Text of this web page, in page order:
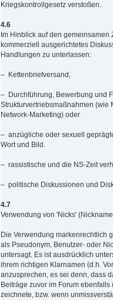
Kriegskontrollgesetz verstoßen.
4.6
Im Hinblick auf den
kommerziell ausgerichtetes
Handlungen zu unterlassen:
– Kettenbriefversand,
– Durchführung, Bewerbung und
Strukturvertriebsmaßnahmen (wie
Network-Marketing) oder
– anzügliche oder sexuell
Wort und Bild.
– rassistische und die NS-Zeit
– politische Diskussionen und
4.7
Verwendung von 'Nicks'
Die Verwendung markenrechtlich
als Pseudonym, Benutzer- oder
untersagt. Es ist ausdrücklich
ihrem richtigen Klarnamen (d.h.
anzusprechen, es sei denn, dass
Beiträge zuvor im Forum
zeichnete, bzw. wenn